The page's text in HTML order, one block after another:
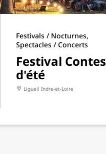
Festivals / Nocturnes,
Spectacles / Concerts
Festival Contes
d'été
Ligueil Indre-et-Loire